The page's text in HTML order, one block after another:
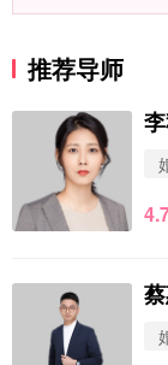
推荐导师